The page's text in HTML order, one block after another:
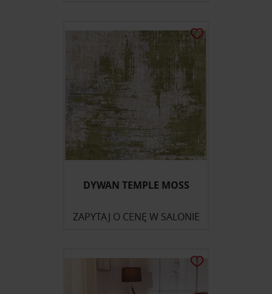
DYWAN TEMPLE MOSS
ZAPYTAJ O CENĘ W SALONIE